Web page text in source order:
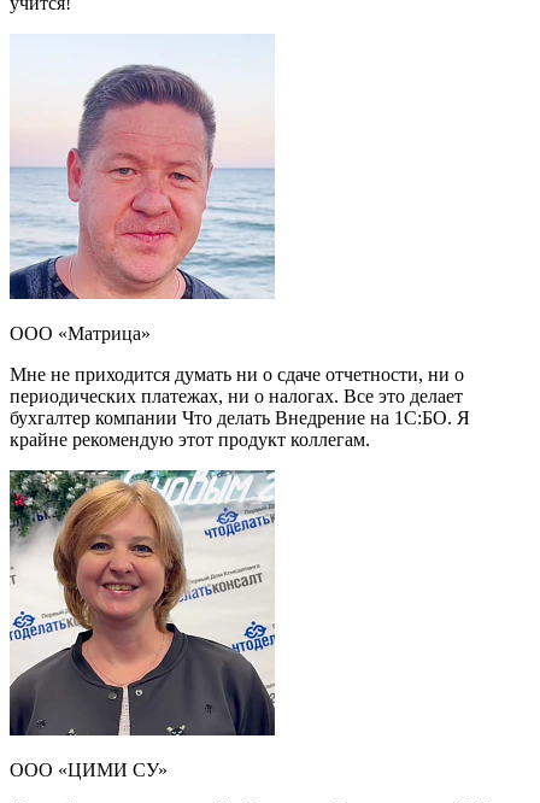
ООО «Матрица»
Мне не приходится думать ни о сдаче отчетности, ни о
периодических платежах, ни о налогах. Все это делает
бухгалтер компании Что делать Внедрение на 1С:БО. Я
крайне рекомендую этот продукт коллегам.
ООО «ЦИМИ СУ»